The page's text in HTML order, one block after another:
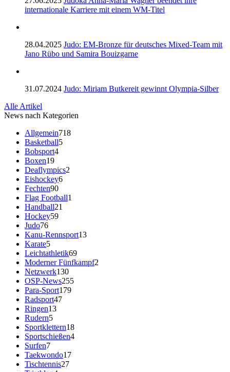
internationale Karriere mit einem WM-Titel
28.04.2025 Judo: EM-Bronze für deutsches Mixed-Team mit
Jano Rübo und Samira Bouizgarne
31.07.2024 Judo: Miriam Butkereit gewinnt Olympia-Silber
Alle Artikel
News nach Kategorien
Allgemein718
Basketball5
Bobsport4
Boxen19
Deaflympics2
Eishockey6
Fechten90
Flag Football1
Handball21
Hockey59
Judo76
Kanu-Rennsport13
Karate5
Leichtathletik69
Moderner Fünfkampf2
Netzwerk130
OSP-News255
Para-Sport179
Radsport47
Ringen13
Rudern5
Sportklettern18
Sportschießen4
Surfen7
Taekwondo17
Tischtennis27